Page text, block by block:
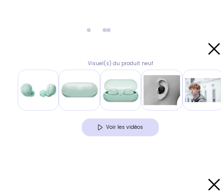
Visuel(s) du produit neuf
Voir les vidéos